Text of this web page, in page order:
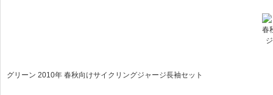
グリーン 2010年 春秋向けサイクリングジャージ長袖セット